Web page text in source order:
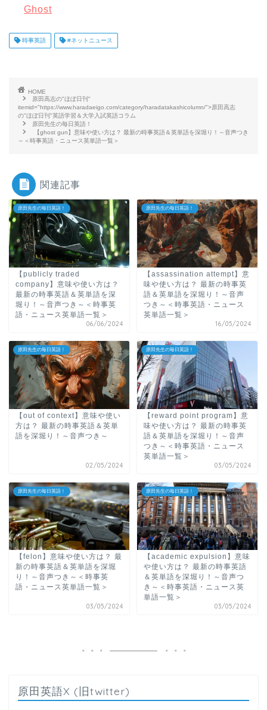
Ghost
時事英語 #ネットニュース
HOME
原田高志の"ほぼ日刊"
itemid="https://www.haradaeigo.com/category/haradatakashicolumn/">原田高志
の"ほぼ日刊"英語学習＆大学入試英語コラム
原田先生の毎日英語！
【ghost gun】意味や使い方は？ 最新の時事英語＆英単語を深堀り！～音声つき
～＜時事英語・ニュース英単語一覧＞
関連記事
原田先生の毎日英語！
【publicly traded
company】意味や使い方は？
最新の時事英語＆英単語を深
堀り！～音声つき～＜時事英
語・ニュース英単語一覧＞
06/06/2024
原田先生の毎日英語！
【assassination attempt】意
味や使い方は？ 最新の時事英
語＆英単語を深堀り！～音声
つき～＜時事英語・ニュース
英単語一覧＞
16/05/2024
原田先生の毎日英語！
【out of context】意味や使い
方は？ 最新の時事英語＆英単
語を深堀り！～音声つき～
02/05/2024
原田先生の毎日英語！
【reward point program】意
味や使い方は？ 最新の時事英
語＆英単語を深堀り！～音声
つき～＜時事英語・ニュース
英単語一覧＞
03/05/2024
原田先生の毎日英語！
【felon】意味や使い方は？ 最
新の時事英語＆英単語を深堀
り！～音声つき～＜時事英
語・ニュース英単語一覧＞
03/05/2024
原田先生の毎日英語！
【academic expulsion】意味
や使い方は？ 最新の時事英語
＆英単語を深堀り！～音声つ
き～＜時事英語・ニュース英
単語一覧＞
03/05/2024
原田英語X (旧twitter)